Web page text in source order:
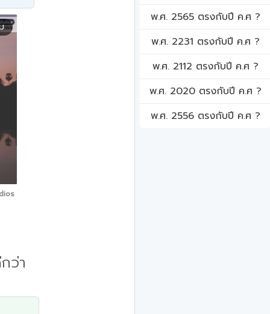
ว่า
พ.ศ. 2565 ตรงกับปี ค.ศ ?
พ.ศ. 2231 ตรงกับปี ค.ศ ?
พ.ศ. 2112 ตรงกับปี ค.ศ ?
พ.ศ. 2020 ตรงกับปี ค.ศ ?
พ.ศ. 2556 ตรงกับปี ค.ศ ?